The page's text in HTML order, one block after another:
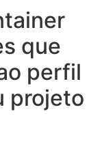
que
perfil
projeto